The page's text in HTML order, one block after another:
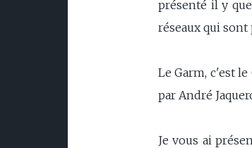
présenté il y
réseaux qui sont
Le Garm, c'est
par André
Je vous ai